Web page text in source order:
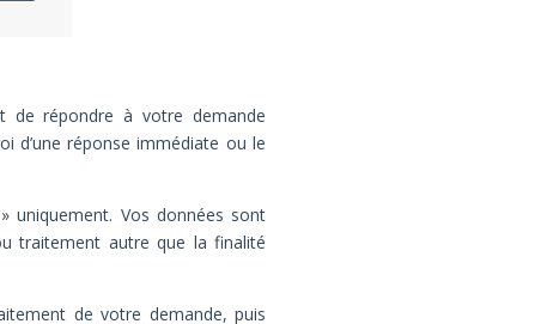
de répondre à votre demande
d’une réponse immédiate ou le
uniquement. Vos données sont
traitement autre que la finalité
de votre demande, puis